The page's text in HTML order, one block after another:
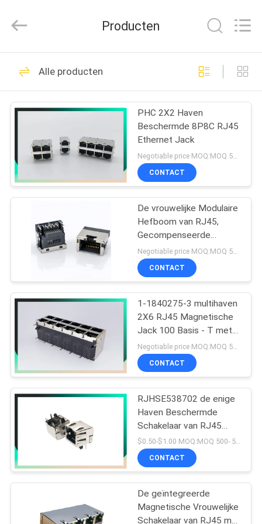
HUIS
PRODUCTEN
ONGEVEER
ONS
FABRIEKSREIS
KWALITEITSCONTROLE
CONTACTEER
ONS
SHOW
SITEMAP
PRIVACY
POLICY
Reserved.
rj45 modulaire Jack
82
De Hefboom van
RJ45 Ethernet
34
Magnetische RJ45-
Hefboom
33
RJ11 RJ45-
Hefboom
21
Producten
Alle producten
PHC 2X2 Haven
Beschermde 8P8C RJ45
Ethernet Jack
Negotiable price MOQ:MOQ 500- 5kpcs
CONTACT
De vrouwelijke Modulaire
Hefboom van RJ45,
Gecompenseerde
Hefboom Beschermde
Minirj45-Schakelaar voor
Comité zet op
CONTACT
1-1840275-3 multihaven
2X6 RJ45 Magnetische
Jack 100 Basis - T met
leiden en Beschermde
EMI
CONTACT
RJHSE538702 de enige
Haven Beschermde
Schakelaar van RJ45
Ethernet met LEDs-de
Contactdoos van de
Netwerkhaven
$0.50-$1.00 MOQ:MOQ 500- 5kpcs
CONTACT
De geïntegreerde
Magnetische Vrouwelijke
Schakelaar van RJ45 met